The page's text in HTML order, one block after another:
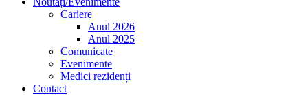
Cariere
Anul 2026
Anul 2025
Comunicate
Evenimente
Medici rezidenți
Contact